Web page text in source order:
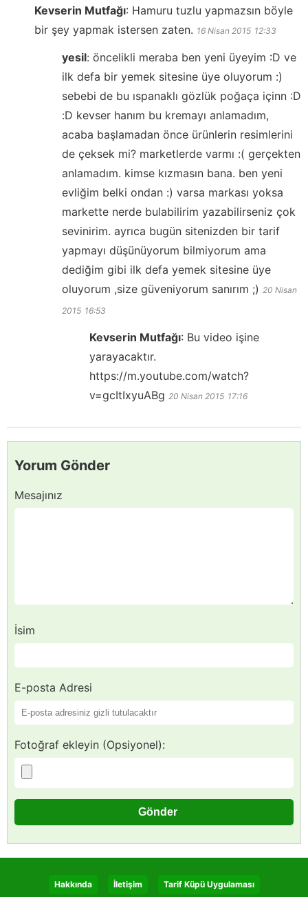
Kevserin Mutfağı: Hamuru tuzlu yapmazsın böyle
bir şey yapmak istersen zaten. 16 Nisan 2015 12:33
yesil: öncelikli meraba ben yeni üyeyim :D ve
ilk defa bir yemek sitesine üye oluyorum :)
sebebi de bu ıspanaklı gözlük poğaça içinn :D
:D kevser hanım bu kremayı anlamadım,
acaba başlamadan önce ürünlerin resimlerini
de çeksek mi? marketlerde varmı :( gerçekten
anlamadım. kimse kızmasın bana. ben yeni
evliğim belki ondan :) varsa markası yoksa
markette nerde bulabilirim yazabilirseniz çok
sevinirim. ayrıca bugün sitenizden bir tarif
yapmayı düşünüyorum bilmiyorum ama
dediğim gibi ilk defa yemek sitesine üye
oluyorum ,size güveniyorum sanırım ;) 20 Nisan
2015 16:53
Kevserin Mutfağı: Bu video işine
yarayacaktır.
https://m.youtube.com/watch?
v=gcItIxyuABg 20 Nisan 2015 17:16
Yorum Gönder
Mesajınız
İsim
E-posta Adresi
Fotoğraf ekleyin (Opsiyonel):
Hakkında İletişim Tarif Küpü Uygulaması